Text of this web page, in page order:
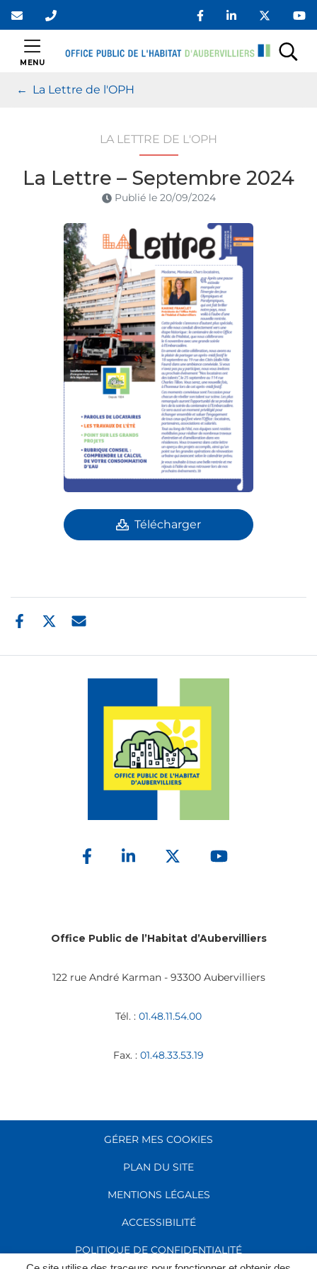
Aller
au
contenu
MENU OPH Aubervilliers
La Lettre de l'OPH
LA LETTRE DE L'OPH
La Lettre – Septembre 2024
Publié le 20/09/2024
Télécharger
Office Public de l’Habitat d’Aubervilliers
122 rue André Karman - 93300 Aubervilliers
Tél. : 01.48.11.54.00
Fax. : 01.48.33.53.19
GÉRER MES COOKIES
PLAN DU SITE
MENTIONS LÉGALES
ACCESSIBILITÉ
POLITIQUE DE CONFIDENTIALITÉ